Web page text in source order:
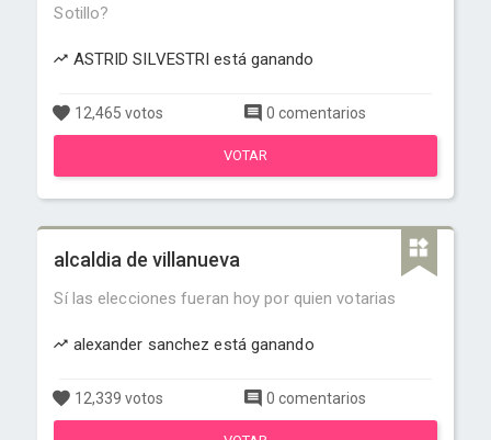
Sotillo?
ASTRID SILVESTRI está ganando
12,465 votos 0 comentarios
VOTAR
alcaldia de villanueva
Sí las elecciones fueran hoy por quien votarias
alexander sanchez está ganando
12,339 votos 0 comentarios